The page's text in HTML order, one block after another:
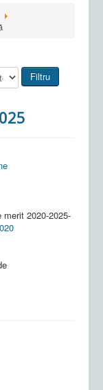
Filtru
2020-2025-